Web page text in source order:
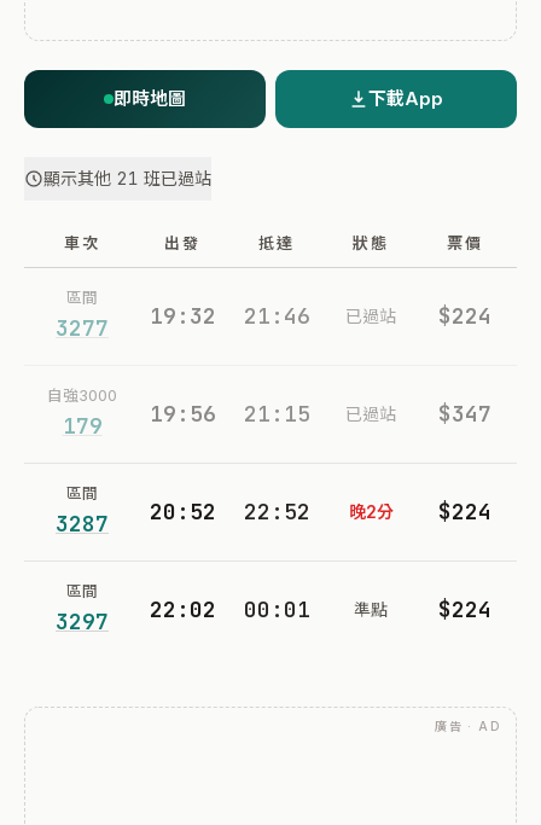
即時地圖 下載App
顯示其他 21 班已過站
車次 出發 抵達 狀態 票價
區間
3277 19:32 21:46 已過站 $224
自強3000
179 19:56 21:15 已過站 $347
區間
3287 20:52 22:52 晚2分 $224
區間
3297 22:02 00:01 準點 $224
廣告 · AD